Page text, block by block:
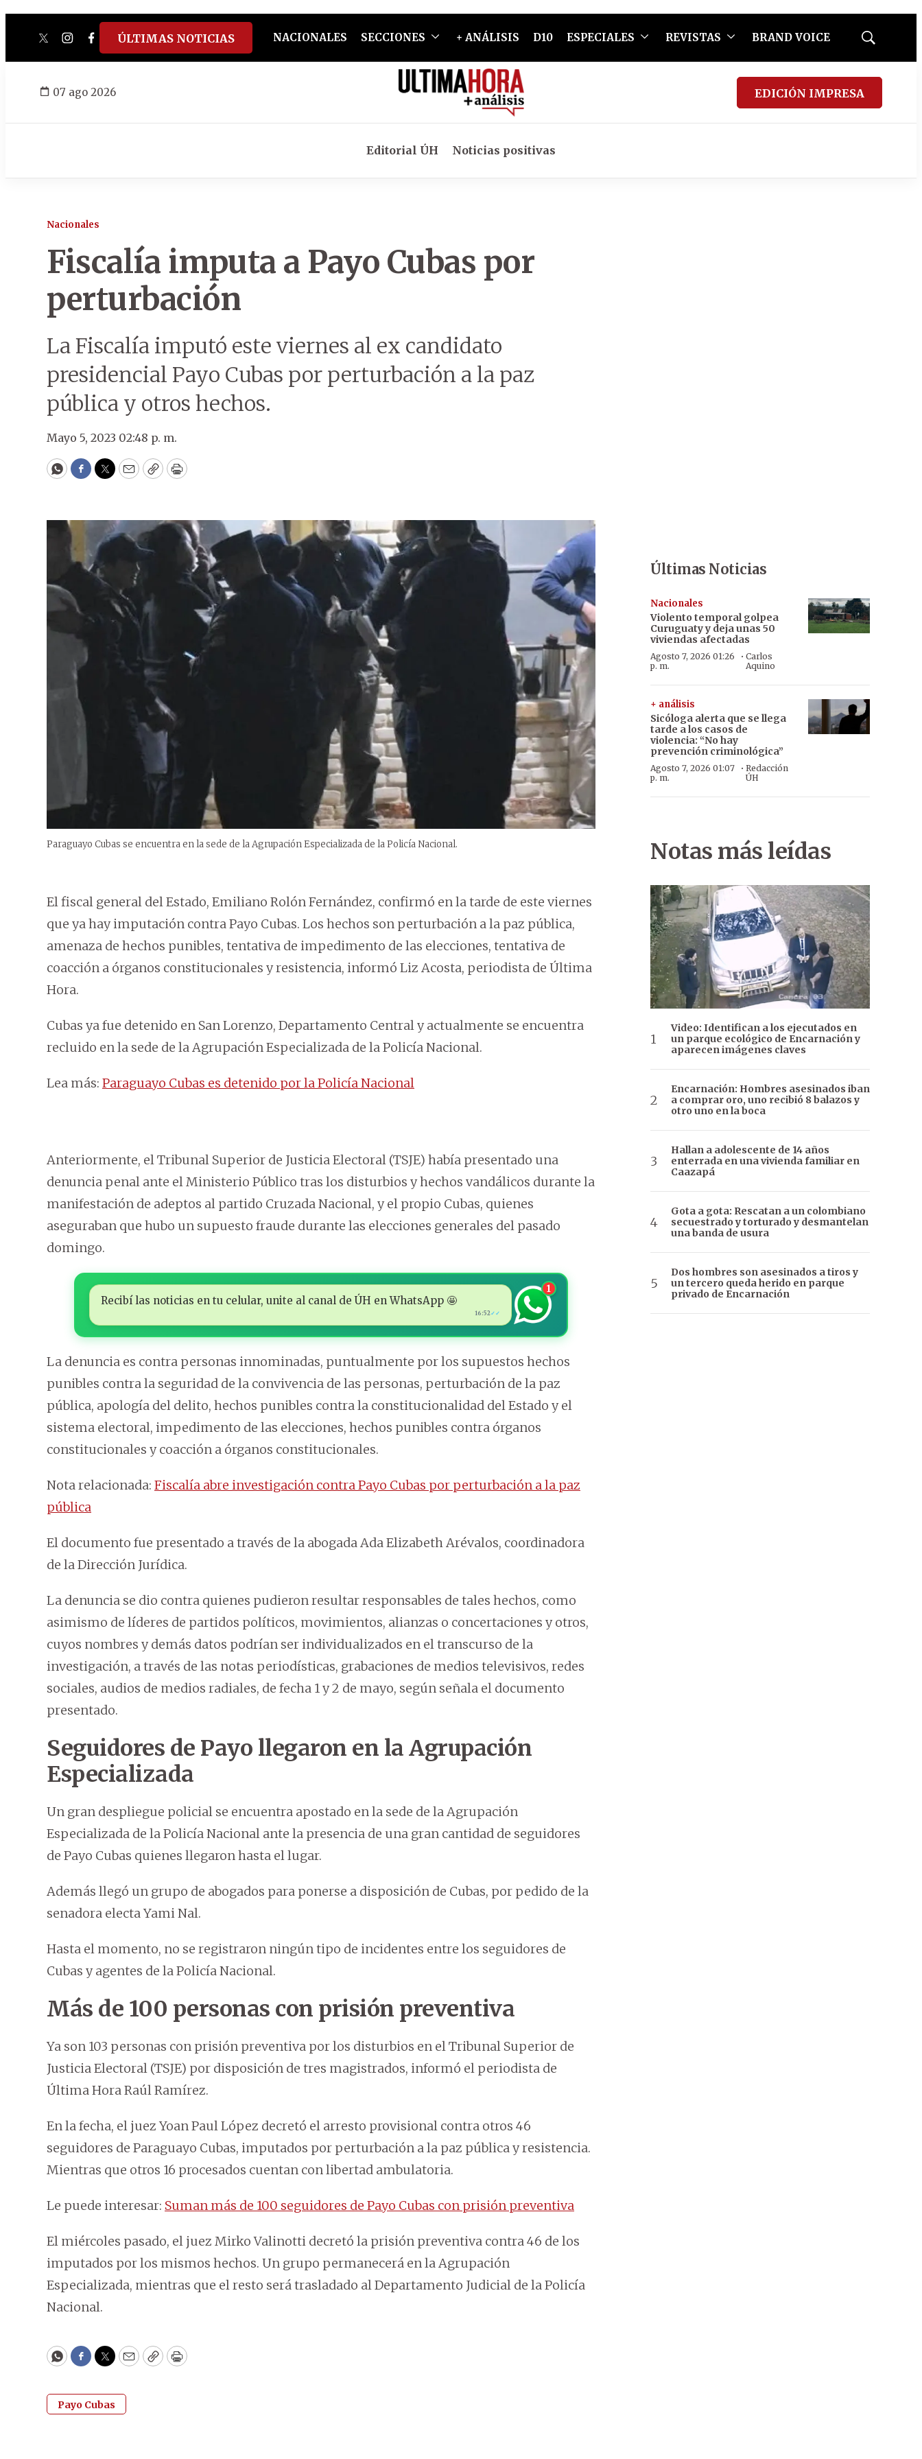
twitterinstagram
facebook
tiktokyoutube
spotify
ÚLTIMAS NOTICIAS NACIONALES SECCIONES + ANÁLISIS D10 ESPECIALES REVISTAS BRAND VOICE
Mostrar
07 ago 2026 EDICIÓN IMPRESA
Editorial ÚH Noticias positivas
Nacionales
Fiscalía imputa a Payo Cubas por
perturbación
La Fiscalía imputó este viernes al ex candidato
presidencial Payo Cubas por perturbación a la paz
pública y otros hechos.
Mayo 5, 2023 02:48 p. m.
WhatsApp
Facebook
Twitter
EmailCopyPrint
Paraguayo Cubas se encuentra en la sede de la Agrupación Especializada de la Policía Nacional.
El fiscal general del Estado, Emiliano Rolón Fernández, confirmó en la tarde de este viernes
que ya hay imputación contra Payo Cubas. Los hechos son perturbación a la paz pública,
amenaza de hechos punibles, tentativa de impedimento de las elecciones, tentativa de
coacción a órganos constitucionales y resistencia, informó Liz Acosta, periodista de Última
Hora.
Cubas ya fue detenido en San Lorenzo, Departamento Central y actualmente se encuentra
recluido en la sede de la Agrupación Especializada de la Policía Nacional.
Lea más: Paraguayo Cubas es detenido por la Policía Nacional
Anteriormente, el Tribunal Superior de Justicia Electoral (TSJE) había presentado una
denuncia penal ante el Ministerio Público tras los disturbios y hechos vandálicos durante la
manifestación de adeptos al partido Cruzada Nacional, y el propio Cubas, quienes
aseguraban que hubo un supuesto fraude durante las elecciones generales del pasado
domingo.
Recibí las noticias en tu celular, unite al canal de ÚH en WhatsApp 🤩
16:52✓✓
1
La denuncia es contra personas innominadas, puntualmente por los supuestos hechos
punibles contra la seguridad de la convivencia de las personas, perturbación de la paz
pública, apología del delito, hechos punibles contra la constitucionalidad del Estado y el
sistema electoral, impedimento de las elecciones, hechos punibles contra órganos
constitucionales y coacción a órganos constitucionales.
Nota relacionada: Fiscalía abre investigación contra Payo Cubas por perturbación a la paz
pública
El documento fue presentado a través de la abogada Ada Elizabeth Arévalos, coordinadora
de la Dirección Jurídica.
La denuncia se dio contra quienes pudieron resultar responsables de tales hechos, como
asimismo de líderes de partidos políticos, movimientos, alianzas o concertaciones y otros,
cuyos nombres y demás datos podrían ser individualizados en el transcurso de la
investigación, a través de las notas periodísticas, grabaciones de medios televisivos, redes
sociales, audios de medios radiales, de fecha 1 y 2 de mayo, según señala el documento
presentado.
Seguidores de Payo llegaron en la Agrupación
Especializada
Un gran despliegue policial se encuentra apostado en la sede de la Agrupación
Especializada de la Policía Nacional ante la presencia de una gran cantidad de seguidores
de Payo Cubas quienes llegaron hasta el lugar.
Además llegó un grupo de abogados para ponerse a disposición de Cubas, por pedido de la
senadora electa Yami Nal.
Hasta el momento, no se registraron ningún tipo de incidentes entre los seguidores de
Cubas y agentes de la Policía Nacional.
Más de 100 personas con prisión preventiva
Ya son 103 personas con prisión preventiva por los disturbios en el Tribunal Superior de
Justicia Electoral (TSJE) por disposición de tres magistrados, informó el periodista de
Última Hora Raúl Ramírez.
En la fecha, el juez Yoan Paul López decretó el arresto provisional contra otros 46
seguidores de Paraguayo Cubas, imputados por perturbación a la paz pública y resistencia.
Mientras que otros 16 procesados cuentan con libertad ambulatoria.
Le puede interesar: Suman más de 100 seguidores de Payo Cubas con prisión preventiva
El miércoles pasado, el juez Mirko Valinotti decretó la prisión preventiva contra 46 de los
imputados por los mismos hechos. Un grupo permanecerá en la Agrupación
Especializada, mientras que el resto será trasladado al Departamento Judicial de la Policía
Nacional.
WhatsApp
Facebook
Twitter
EmailCopyPrint
Payo Cubas
Últimas Noticias
Nacionales
Violento temporal golpea
Curuguaty y deja unas 50
viviendas afectadas
Agosto 7, 2026 01:26
p. m.
· Carlos
Aquino
+ análisis
Sicóloga alerta que se llega
tarde a los casos de
violencia: “No hay
prevención criminológica”
Agosto 7, 2026 01:07
p. m.
·Redacción
ÚH
Notas más leídas
Video: Identifican a los ejecutados en
un parque ecológico de Encarnación y
aparecen imágenes claves
Encarnación: Hombres asesinados iban
a comprar oro, uno recibió 8 balazos y
otro uno en la boca
Hallan a adolescente de 14 años
enterrada en una vivienda familiar en
Caazapá
Gota a gota: Rescatan a un colombiano
secuestrado y torturado y desmantelan
una banda de usura
Dos hombres son asesinados a tiros y
un tercero queda herido en parque
privado de Encarnación